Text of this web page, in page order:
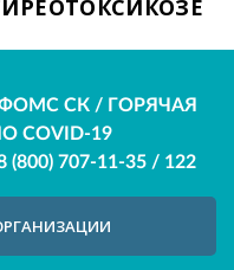
СК / ГОРЯЧАЯ
COVID-19
(800) 707-11-35 / 122